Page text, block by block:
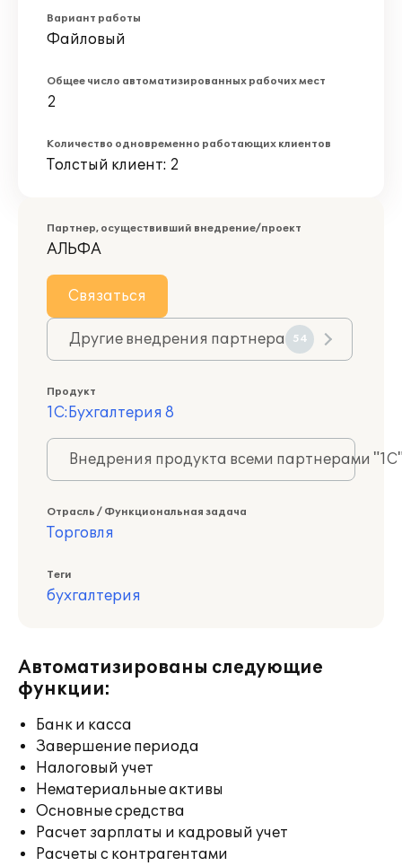
Вариант работы
Файловый
Общее число автоматизированных рабочих мест
2
Количество одновременно работающих клиентов
Толстый клиент: 2
Партнер, осуществивший внедрение/проект
АЛЬФА
Связаться
Другие внедрения партнера 54
Продукт
1С:Бухгалтерия 8
Внедрения продукта всеми партнерами
Отрасль / Функциональная задача
Торговля
Теги
бухгалтерия
Автоматизированы следующие
функции:
Банк и касса
Завершение периода
Налоговый учет
Нематериальные активы
Основные средства
Расчет зарплаты и кадровый учет
Расчеты с контрагентами